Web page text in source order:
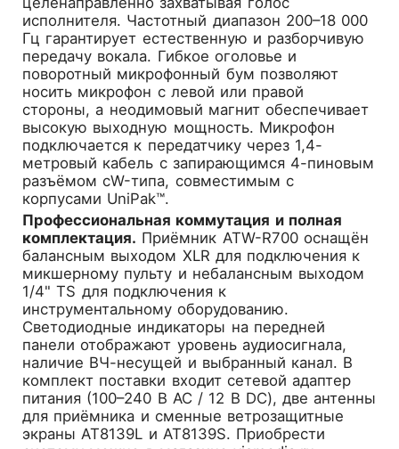
исполнителя. Частотный диапазон 200–18 000
Гц гарантирует естественную и разборчивую
передачу вокала. Гибкое оголовье и
поворотный микрофонный бум позволяют
носить микрофон с левой или правой
стороны, а неодимовый магнит обеспечивает
высокую выходную мощность. Микрофон
подключается к передатчику через 1,4-
метровый кабель с запирающимся 4-пиновым
разъёмом cW-типа, совместимым с
корпусами UniPak™.
Профессиональная коммутация и полная
комплектация. Приёмник ATW-R700 оснащён
балансным выходом XLR для подключения к
микшерному пульту и небалансным выходом
1/4" TS для подключения к
инструментальному оборудованию.
Светодиодные индикаторы на передней
панели отображают уровень аудиосигнала,
наличие ВЧ-несущей и выбранный канал. В
комплект поставки входит сетевой адаптер
питания (100–240 В AC / 12 В DC), две антенны
для приёмника и сменные ветрозащитные
экраны AT8139L и AT8139S. Приобрести